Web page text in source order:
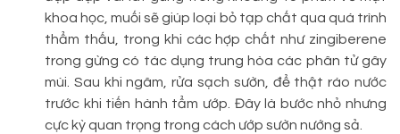
khoa học, muối sẽ giúp loại bỏ tạp chất qua quá trình
thẩm thấu, trong khi các hợp chất như zingiberene
trong gừng có tác dụng trung hòa các phân tử gây
mùi. Sau khi ngâm, rửa sạch sườn, để thật ráo nước
trước khi tiến hành tẩm ướp. Đây là bước nhỏ nhưng
cực kỳ quan trọng trong cách ướp sườn nướng sả.